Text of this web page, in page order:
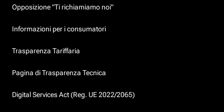
Opposizione "Ti richiamiamo noi"
Informazioni per i consumatori
Trasparenza Tariffaria
Pagina di Trasparenza Tecnica
Digital Services Act (Reg. UE 2022/2065)